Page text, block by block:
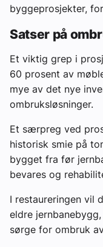
byggeprosjekter,
Satser på
Et viktig grep i
60 prosent av
mye av det nye
ombruksløsninger.
Et særpreg ved
historisk smie på
bygget fra før
bevares og
I restaureringen vil
eldre
sørge for ombruk